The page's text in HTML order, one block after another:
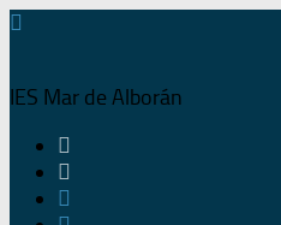
IES Mar de Alborán